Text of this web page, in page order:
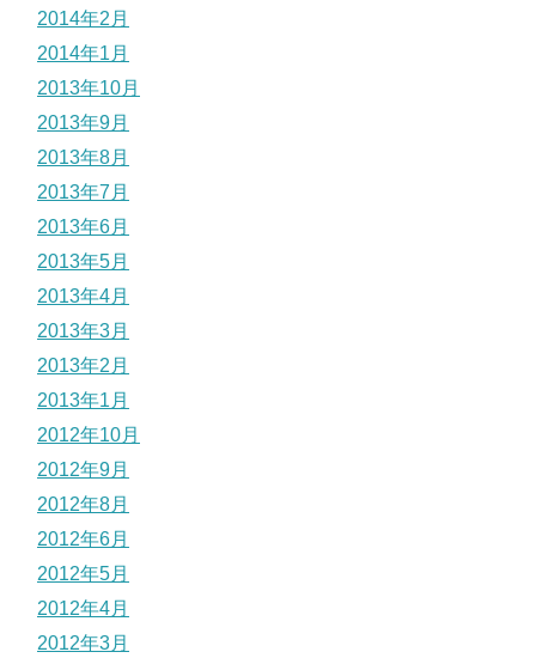
2014年2月
2014年1月
2013年10月
2013年9月
2013年8月
2013年7月
2013年6月
2013年5月
2013年4月
2013年3月
2013年2月
2013年1月
2012年10月
2012年9月
2012年8月
2012年6月
2012年5月
2012年4月
2012年3月